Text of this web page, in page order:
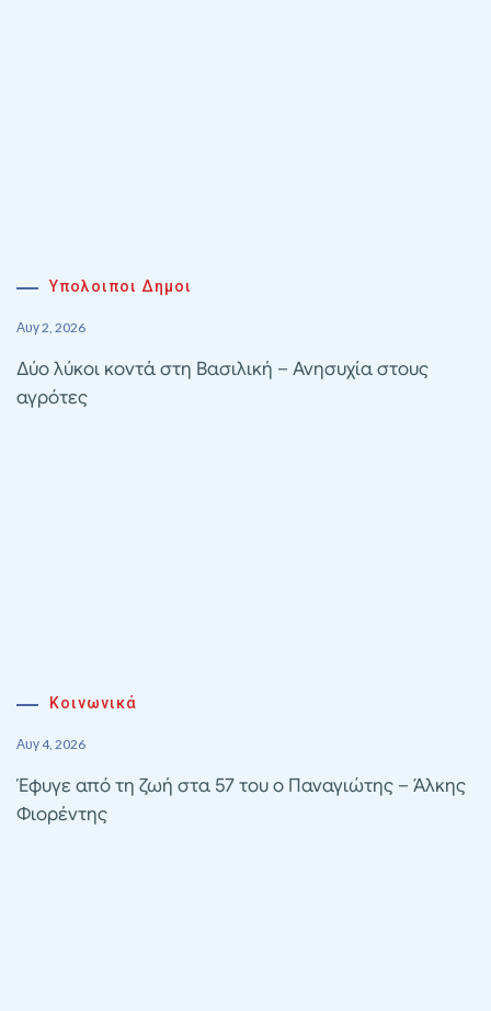
Υπολοιποι Δημοι
Αυγ 2, 2026
Δύο λύκοι κοντά στη Βασιλική – Ανησυχία στους
αγρότες
Κοινωνικά
Αυγ 4, 2026
Έφυγε από τη ζωή στα 57 του ο Παναγιώτης – Άλκης
Φιορέντης